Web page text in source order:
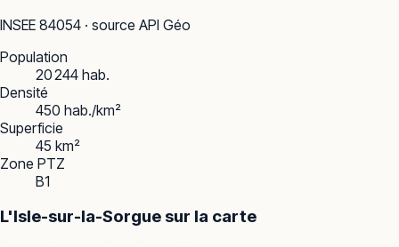
INSEE 84054 · source API Géo
Population
20 244 hab.
Densité
450 hab./km²
Superficie
45 km²
Zone PTZ
B1
L'Isle-sur-la-Sorgue sur la carte